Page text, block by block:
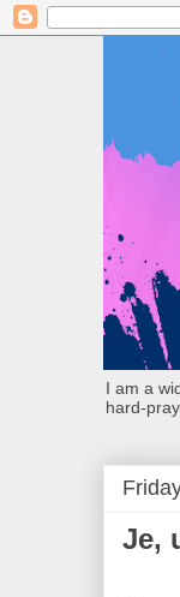
I am a
hard-
Je,